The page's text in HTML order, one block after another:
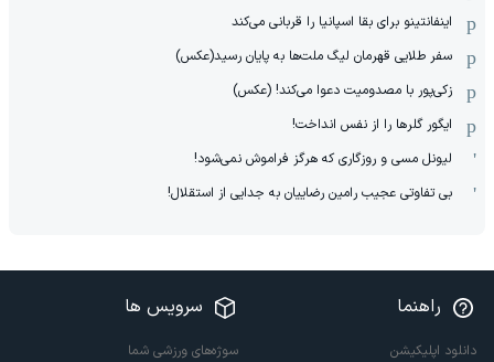
اینفانتینو برای بقا اسپانیا را قربانی می‌کند
سفر طلایی قهرمان لیگ ملت‌ها به پایان رسید(عکس)
زکی‌پور با مصدومیت دعوا می‌کند! (عکس)
ایگور گلرها را از نفس انداخت!
لیونل مسی و روزگاری که هرگز فراموش نمی‌شود!
بی تفاوتی عجیب رامین رضاییان به جدایی از استقلال!
راهنما
دانلود اپلیکیشن
سرویس ها
سوژه‌های ورزشی شما